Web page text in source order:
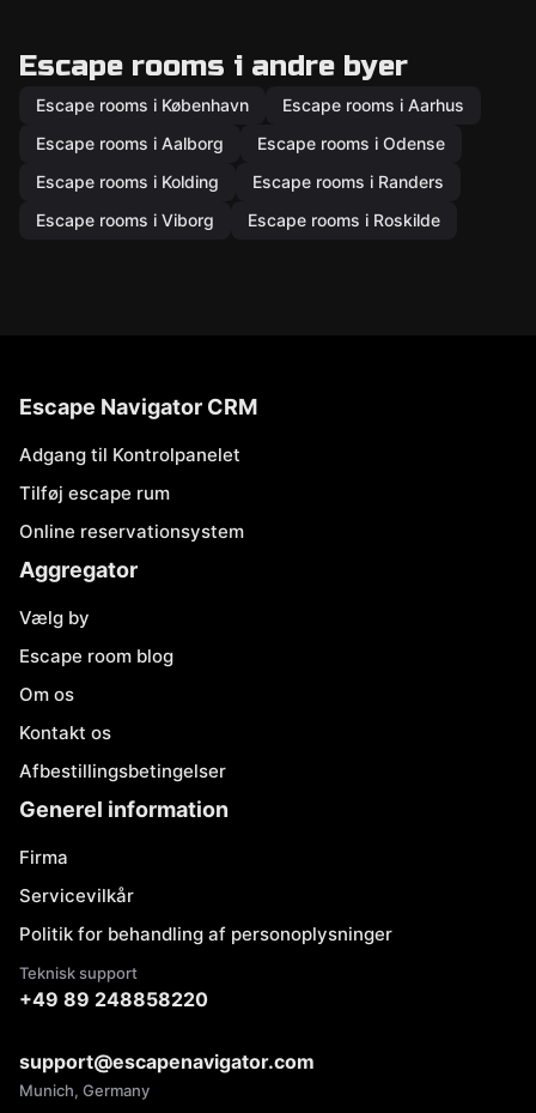
Escape rooms i andre byer
Escape rooms i København
Escape rooms i Aarhus
Escape rooms i Aalborg
Escape rooms i Odense
Escape rooms i Kolding
Escape rooms i Randers
Escape rooms i Viborg
Escape rooms i Roskilde
Escape Navigator CRM
Adgang til Kontrolpanelet
Tilføj escape rum
Online reservationsystem
Aggregator
Vælg by
Escape room blog
Om os
Kontakt os
Afbestillingsbetingelser
Generel information
Firma
Servicevilkår
Politik for behandling af personoplysninger
Teknisk support
+49 89 248858220
support@escapenavigator.com
Munich, Germany